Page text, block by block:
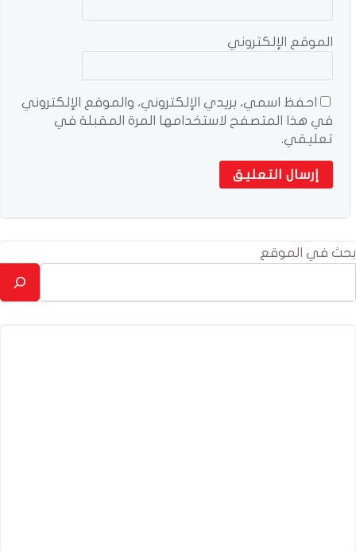
الموقع الإلكتروني
احفظ اسمي، بريدي الإلكتروني، والموقع الإلكتروني
في هذا المتصفح لاستخدامها المرة المقبلة في
تعليقي.
بحث في الموقع